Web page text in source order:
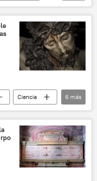
Ciencia
6 más